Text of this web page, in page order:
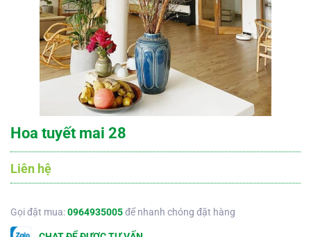
Hoa tuyết mai 28
Liên hệ
Gọi đặt mua:0964935005để nhanh chóng đặt hàng